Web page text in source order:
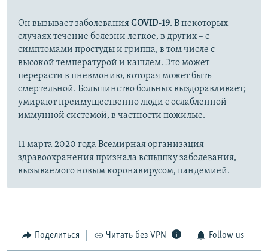
Он вызывает заболеванияCOVID-19. В некоторых
случаях течение болезни легкое, в других – с
симптомами простуды и гриппа, в том числе с
высокой температурой и кашлем. Это может
перерасти в пневмонию, которая может быть
смертельной. Большинство больных выздоравливает;
умирают преимущественно люди с ослабленной
иммунной системой, в частности пожилые.
11 марта 2020 года Всемирная организация
здравоохранения признала вспышку заболевания,
вызываемого новым коронавирусом, пандемией.
Поделиться Читать без VPN Follow us